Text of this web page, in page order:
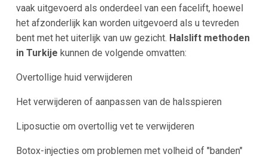
vaak uitgevoerd als onderdeel van een facelift, hoewel
het afzonderlijk kan worden uitgevoerd als u tevreden
bent met het uiterlijk van uw gezicht. Halslift methoden
in Turkije kunnen de volgende omvatten:
Overtollige huid verwijderen
Het verwijderen of aanpassen van de halsspieren
Liposuctie om overtollig vet te verwijderen
Botox-injecties om problemen met volheid of "banden"